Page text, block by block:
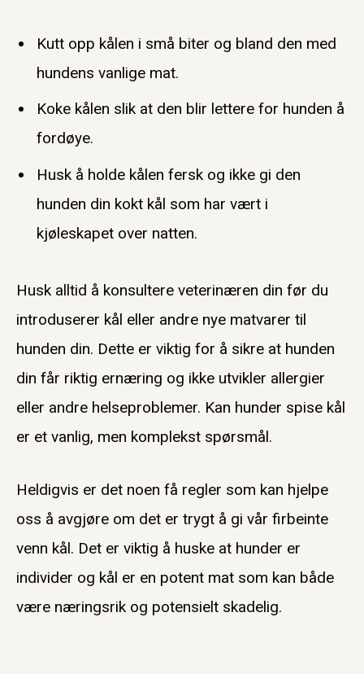
Kutt opp kålen i små biter og bland den med
hundens vanlige mat.
Koke kålen slik at den blir lettere for hunden å
fordøye.
Husk å holde kålen fersk og ikke gi den
hunden din kokt kål som har vært i
kjøleskapet over natten.
Husk alltid å konsultere veterinæren din før du
introduserer kål eller andre nye matvarer til
hunden din. Dette er viktig for å sikre at hunden
din får riktig ernæring og ikke utvikler allergier
eller andre helseproblemer. Kan hunder spise kål
er et vanlig, men komplekst spørsmål.
Heldigvis er det noen få regler som kan hjelpe
oss å avgjøre om det er trygt å gi vår firbeinte
venn kål. Det er viktig å huske at hunder er
individer og kål er en potent mat som kan både
være næringsrik og potensielt skadelig.